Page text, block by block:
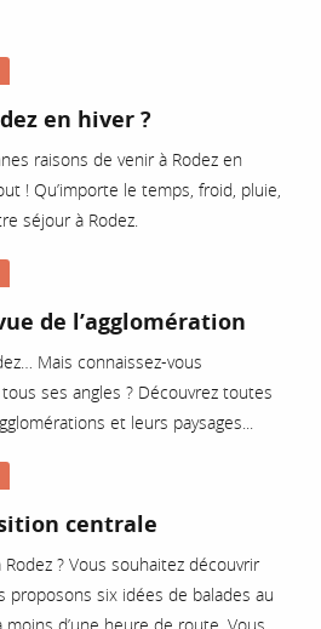
en hiver ?
raisons de venir à Rodez en
! Qu’importe le temps, froid, pluie,
séjour à Rodez.
de l’agglomération
Mais connaissez-vous
tous ses angles ? Découvrez toutes
et leurs paysages...
centrale
? Vous souhaitez découvrir
proposons six idées de balades au